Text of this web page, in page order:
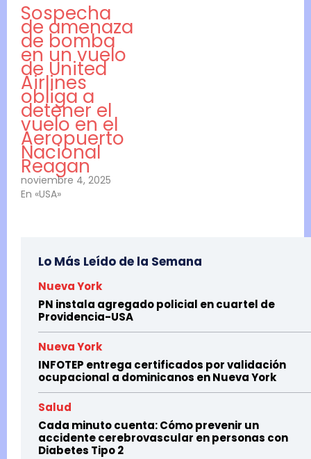
Sospecha
de amenaza
de bomba
en un vuelo
de United
Airlines
obliga a
detener el
vuelo en el
Aeropuerto
Nacional
Reagan
noviembre 4, 2025
En «USA»
Lo Más Leído de la Semana
Nueva York
PN instala agregado policial en cuartel de
Providencia-USA
Nueva York
INFOTEP entrega certificados por validación
ocupacional a dominicanos en Nueva York
Salud
Cada minuto cuenta: Cómo prevenir un
accidente cerebrovascular en personas con
Diabetes Tipo 2